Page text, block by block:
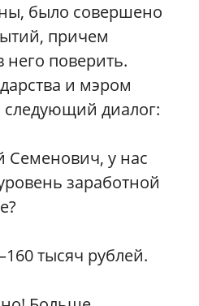
было совершено
причем
него поверить.
и мэром
следующий диалог:
Семенович, у нас
заработной
тысяч рублей.